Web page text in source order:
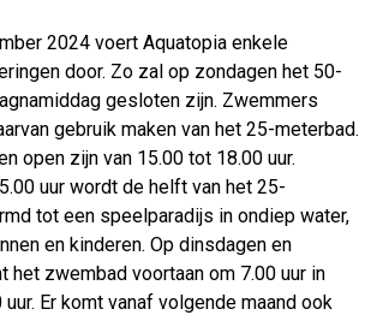
2024 voert Aquatopia enkele
door. Zo zal op zondagen het 50-
gesloten zijn. Zwemmers
gebruik maken van het 25-meterbad.
open zijn van 15.00 tot 18.00 uur.
uur wordt de helft van het 25-
tot een speelparadijs in ondiep water,
en kinderen. Op dinsdagen en
het zwembad voortaan om 7.00 uur in
Er komt vanaf volgende maand ook